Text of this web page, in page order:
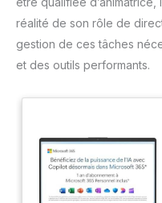
réalité de son rôle de
gestion de ces tâches
et des outils performants.